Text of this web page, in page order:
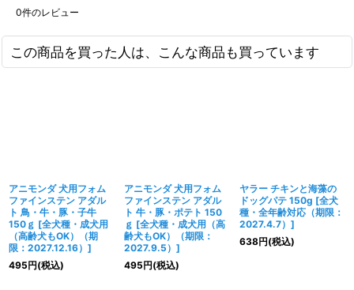
0件のレビュー
この商品を買った人は、こんな商品も買っています
アニモンダ 犬用フォム
ファインステン アダル
ト 鳥・牛・豚・子牛
150ｇ [全犬種・成犬用
（高齢犬もOK）（期
限：2027.12.16） ]
495円(税込)
アニモンダ 犬用フォム
ファインステン アダル
ト 牛・豚・ポテト 150
ｇ [全犬種・成犬用（高
齢犬もOK）（期限：
2027.9.5） ]
495円(税込)
ヤラー チキンと海藻の
ドッグパテ 150g [全犬
種・全年齢対応（期限：
2027.4.7） ]
638円(税込)